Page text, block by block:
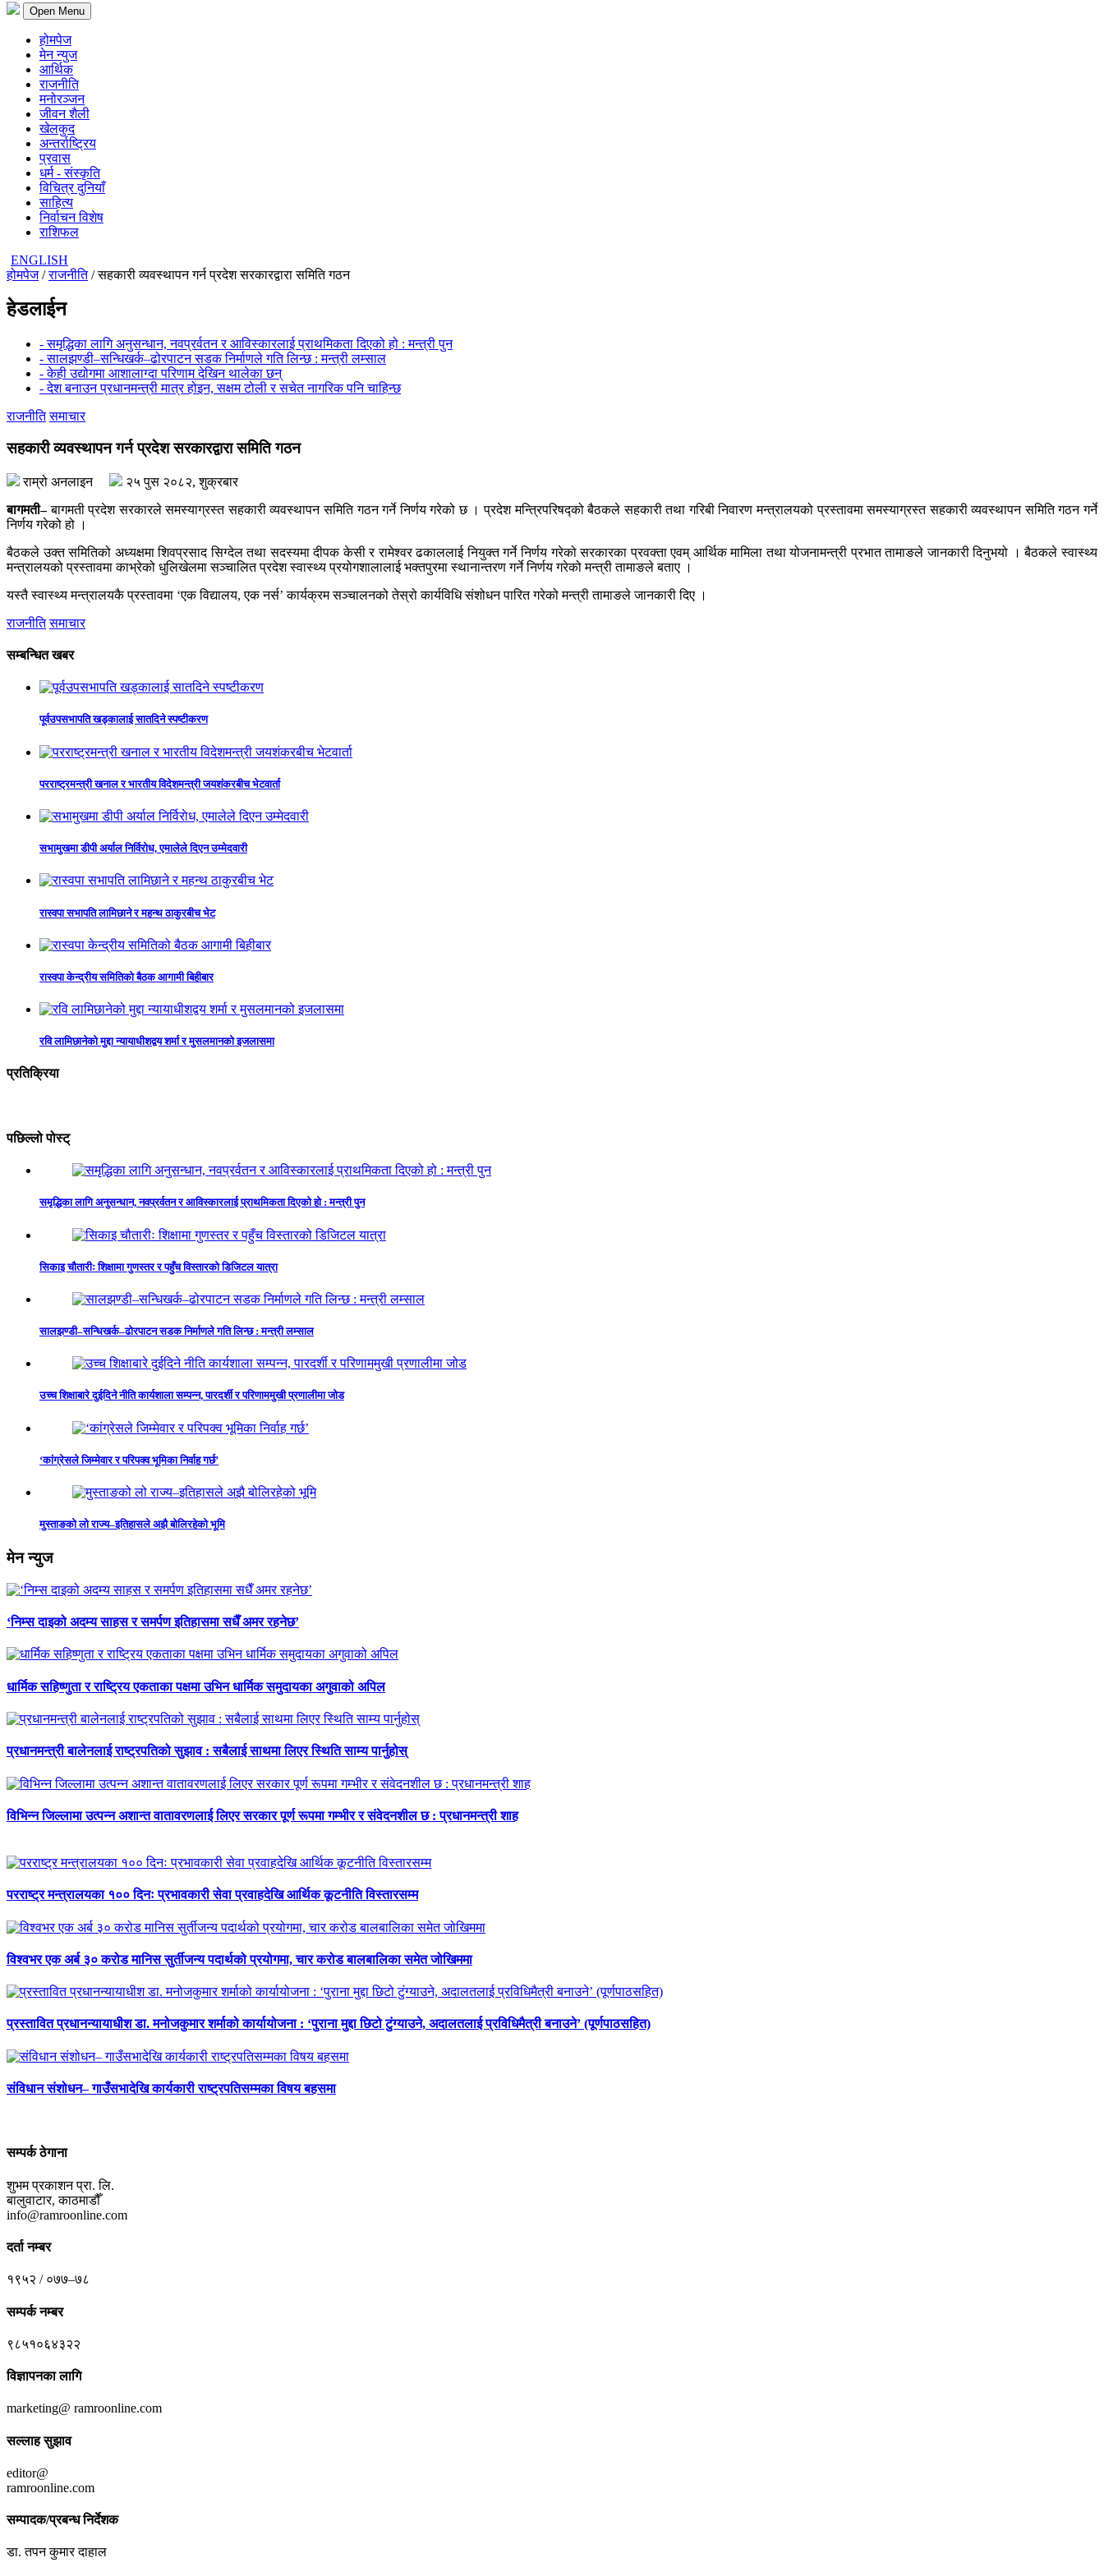
Open Menu
होमपेज
मेन न्युज
आर्थिक
राजनीति
मनोरञ्जन
जीवन शैली
खेलकुद
अन्तर्राष्ट्रिय
प्रवास
धर्म - संस्कृति
विचित्र दुनियाँ
साहित्य
निर्वाचन विशेष
राशिफल
ENGLISH
होमपेज/राजनीति/ सहकारी व्यवस्थापन गर्न प्रदेश सरकारद्वारा समिति गठन
हेडलाईन
- समृद्धिका लागि अनुसन्धान, नवप्रर्वतन र आविस्कारलाई प्राथमिकता दिएको हो : मन्त्री पुन
- सालझण्डी–सन्धिखर्क–ढोरपाटन सडक निर्माणले गति लिन्छ : मन्त्री लम्साल
- केही उद्योगमा आशालाग्दा परिणाम देखिन थालेका छन्
- देश बनाउन प्रधानमन्त्री मात्र होइन, सक्षम टोली र सचेत नागरिक पनि चाहिन्छ
राजनीति समाचार
सहकारी व्यवस्थापन गर्न प्रदेश सरकारद्वारा समिति गठन
राम्रो अनलाइन
२५ पुस २०८२, शुक्रबार
बागमती–बागमती प्रदेश सरकारले समस्याग्रस्त सहकारी व्यवस्थापन समिति गठन गर्ने निर्णय गरेको छ । प्रदेश मन्त्रिपरिषद्को बैठकले सहकारी तथा गरिबी निवारण मन्त्रालयको प्रस्तावमा समस्याग्रस्त सहकारी व्यवस्थापन समिति गठन गर्ने
निर्णय गरेको हो ।
बैठकले उक्त समितिको अध्यक्षमा शिवप्रसाद सिग्देल तथा सदस्यमा दीपक केसी र रामेश्वर ढकाललाई नियुक्त गर्ने निर्णय गरेको सरकारका प्रवक्ता एवम् आर्थिक मामिला तथा योजनामन्त्री प्रभात तामाङले जानकारी दिनुभयो । बैठकले स्वास्थ्य
मन्त्रालयको प्रस्तावमा काभ्रेको धुलिखेलमा सञ्चालित प्रदेश स्वास्थ्य प्रयोगशालालाई भक्तपुरमा स्थानान्तरण गर्ने निर्णय गरेको मन्त्री तामाङले बताए ।
यस्तै स्वास्थ्य मन्त्रालयकै प्रस्तावमा ‘एक विद्यालय, एक नर्स’ कार्यक्रम सञ्चालनको तेस्रो कार्यविधि संशोधन पारित गरेको मन्त्री तामाङले जानकारी दिए ।
राजनीति समाचार
सम्बन्धित खबर
पूर्वउपसभापति खड्कालाई सातदिने स्पष्टीकरण
परराष्ट्रमन्त्री खनाल र भारतीय विदेशमन्त्री जयशंकरबीच भेटवार्ता
सभामुखमा डीपी अर्याल निर्विराेध, एमालेले दिएन उम्मेदवारी
रास्वपा सभापति लामिछाने र महन्थ ठाकुरबीच भेट
रास्वपा केन्द्रीय समितिको बैठक आगामी बिहीबार
रवि लामिछानेको मुद्दा न्यायाधीशद्वय शर्मा र मुसलमानको इजलासमा
प्रतिक्रिया
पछिल्लो पोस्ट्
समृद्धिका लागि अनुसन्धान, नवप्रर्वतन र आविस्कारलाई प्राथमिकता दिएको हो : मन्त्री पुन
सिकाइ चौतारीः शिक्षामा गुणस्तर र पहुँच विस्तारको डिजिटल यात्रा
सालझण्डी–सन्धिखर्क–ढोरपाटन सडक निर्माणले गति लिन्छ : मन्त्री लम्साल
उच्च शिक्षाबारे दुईदिने नीति कार्यशाला सम्पन्न, पारदर्शी र परिणाममुखी प्रणालीमा जोड
‘कांग्रेसले जिम्मेवार र परिपक्व भूमिका निर्वाह गर्छ’
मुस्ताङको लो राज्य–इतिहासले अझै बोलिरहेको भूमि
मेन न्युज
‘निम्स दाइको अदम्य साहस र समर्पण इतिहासमा सधैँ अमर रहनेछ’
धार्मिक सहिष्णुता र राष्ट्रिय एकताका पक्षमा उभिन धार्मिक समुदायका अगुवाको अपिल
प्रधानमन्त्री बालेनलाई राष्ट्रपतिको सुझाव : सबैलाई साथमा लिएर स्थिति साम्य पार्नुहोस्
विभिन्न जिल्लामा उत्पन्न अशान्त वातावरणलाई लिएर सरकार पूर्ण रूपमा गम्भीर र संवेदनशील छ : प्रधानमन्त्री शाह
परराष्ट्र मन्त्रालयका १०० दिनः प्रभावकारी सेवा प्रवाहदेखि आर्थिक कूटनीति विस्तारसम्म
विश्वभर एक अर्ब ३० करोड मानिस सुर्तीजन्य पदार्थको प्रयोगमा, चार करोड बालबालिका समेत जोखिममा
प्रस्तावित प्रधानन्यायाधीश डा. मनोजकुमार शर्माको कार्यायोजना : ‘पुराना मुद्दा छिटो टुंग्याउने, अदालतलाई प्रविधिमैत्री बनाउने’ (पूर्णपाठसहित)
संविधान संशोधन– गाउँसभादेखि कार्यकारी राष्ट्रपतिसम्मका विषय बहसमा
सम्पर्क ठेगाना
शुभम प्रकाशन प्रा. लि.
बालुवाटार, काठमाडौँ
info@ramroonline.com
दर्ता नम्बर
१९५२ / ०७७–७८
सम्पर्क नम्बर
९८५१०६४३२२
विज्ञापनका लागि
marketing@ ramroonline.com
सल्लाह सुझाव
editor@
ramroonline.com
सम्पादक/प्रबन्ध निर्देशक
डा. तपन कुमार दाहाल